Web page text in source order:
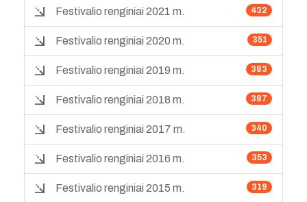
432
Festivalio renginiai 2021 m.
351
Festivalio renginiai 2020 m.
383
Festivalio renginiai 2019 m.
387
Festivalio renginiai 2018 m.
340
Festivalio renginiai 2017 m.
353
Festivalio renginiai 2016 m.
319
Festivalio renginiai 2015 m.